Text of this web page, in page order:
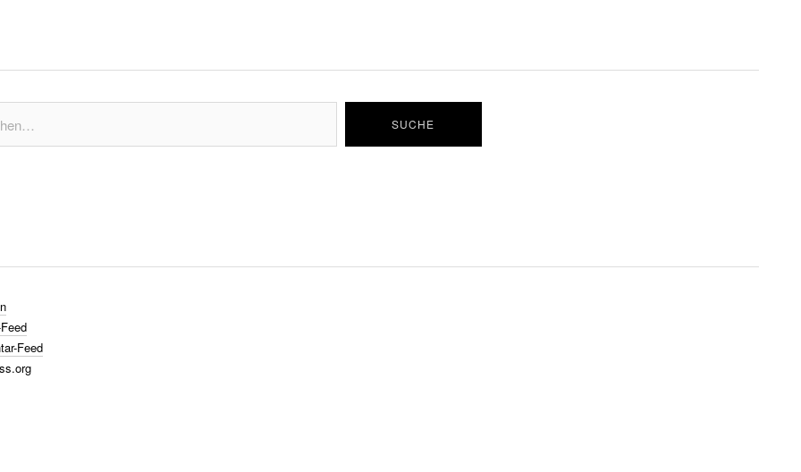
Feed